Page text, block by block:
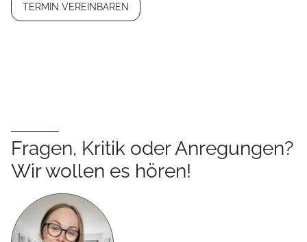
TERMIN VEREINBAREN
Fragen, Kritik oder Anregungen?
Wir wollen es hören!